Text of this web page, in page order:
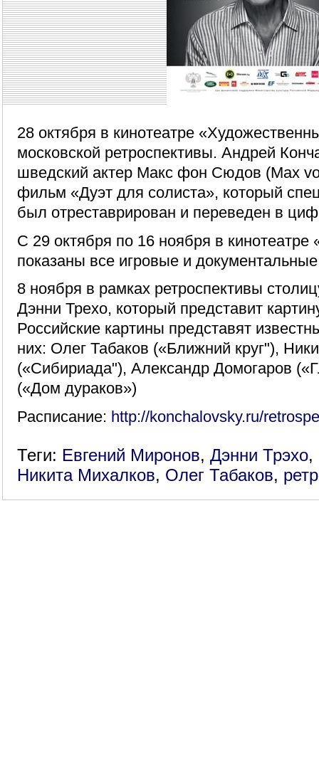
28 октября в кинотеатре
московской ретроспективы. Андрей
шведский актер Макс фон Сюдов (Max
фильм «Дуэт для солиста», который
был отреставрирован и переведен в
С 29 октября по 16 ноября в
показаны все игровые и
8 ноября в рамках ретроспективы
Дэнни Трехо, который представит
Российские картины представят
них: Олег Табаков («Ближний круг"),
(«Сибириада"), Александр Домогаров
(«Дом дураков»)
Расписание: http://konchalovsky.ru/
Теги: Евгений Миронов, Дэнни Трэхо,
Никита Михалков, Олег Табаков,